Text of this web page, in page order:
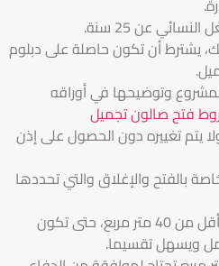
عن 25 سنة.
يشترط أن تكون حاصلة على دبلوم
وتوضيحها في أوراقه
فتح صالون تجميل
ولا يتم تغييره دون الحصول على إذن
بالفتح والإغلاق والتي تحددها
مساحة المكان لا تكون أقل من 40 متر مربع، حتى تكون
ويسهل تقسيما.